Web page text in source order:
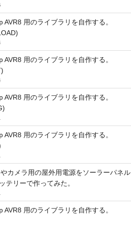
,
)
) ,
),
AVR8 用のライブラリを自作する。
AVR8 用のライブラリを自作する。
AVR8 用のライブラリを自作する。
AVR8 用のライブラリを自作する。
カメラ用の屋外用電源をソーラーパネル
テリーで作ってみた。
AVR8 用のライブラリを自作する。